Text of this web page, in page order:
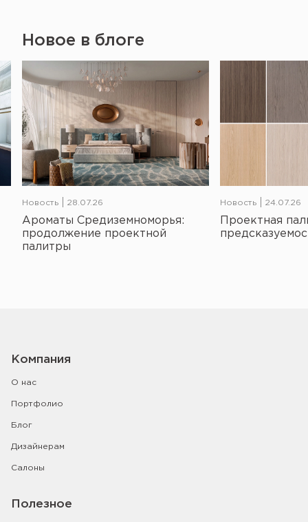
Новое в блоге
Новость 28.07.26
Ароматы Средиземноморья:
продолжение проектной
палитры
Новость 24.07.26
Проектная
Компания
О нас
Портфолио
Блог
Дизайнерам
Салоны
Полезное